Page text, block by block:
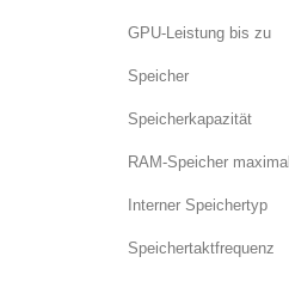
GPU-Leistung bis zu
Speicher
Speicherkapazität
RAM-Speicher maximal
Interner Speichertyp
Speichertaktfrequenz